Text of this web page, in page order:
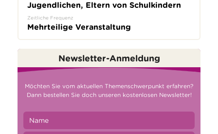
Jugendlichen, Eltern von Schulkindern
Zeitliche Frequenz
Mehrteilige Veranstaltung
Newsletter-Anmeldung
Möchten Sie vom aktuellen Themenschwerpunkt erfahren?
Dann bestellen Sie doch unseren kostenlosen Newsletter!